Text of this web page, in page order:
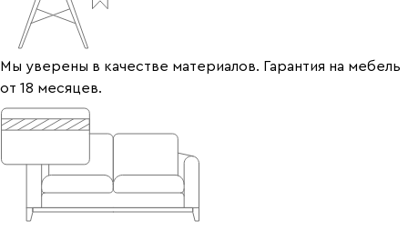
Мы уверены в качестве материалов. Гарантия на мебель
от 18 месяцев.